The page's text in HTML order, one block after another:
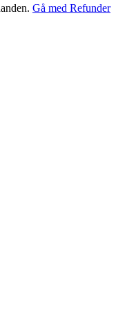
Gå med Refunder